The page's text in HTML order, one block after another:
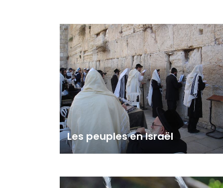
Qumran
Bethsaïde
Avdat
Mamshit
Beth Shéan
Césarée
L'Hérodion
La cité de David
Les peuples en Israël